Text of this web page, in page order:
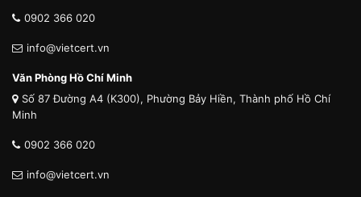
0902 366 020
info@vietcert.vn
Văn Phòng Hồ Chí Minh
Số 87 Đường A4 (K300), Phường Bảy Hiền, Thành phố Hồ Chí
Minh
0902 366 020
info@vietcert.vn